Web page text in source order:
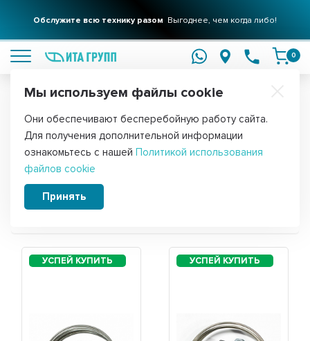
Обслужите всю технику разом Выгоднее, чем когда либо!
0
Главная
Запчасти для холодильника Nordfrost
NRB 134 W
Мы используем файлы cookie
Они обеспечивают бесперебойную работу сайта.
Для получения дополнительной информации
ознакомьтесь с нашей Политикой использования
файлов cookie
Принять